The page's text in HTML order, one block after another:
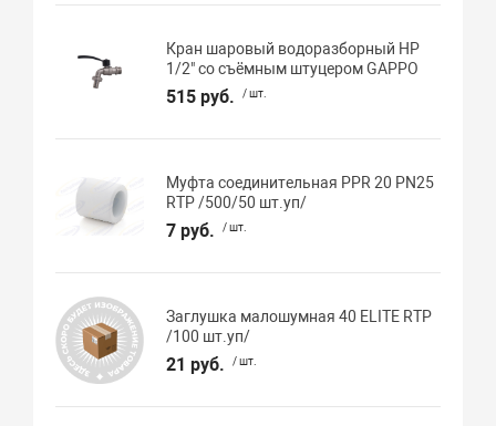
Кран шаровый водоразборный НР
1/2" со съёмным штуцером GAPPO
515 руб. / шт.
Муфта соединительная PPR 20 PN25
RTP /500/50 шт.уп/
7 руб. / шт.
Заглушка малошумная 40 ELITE RTP
/100 шт.уп/
21 руб. / шт.